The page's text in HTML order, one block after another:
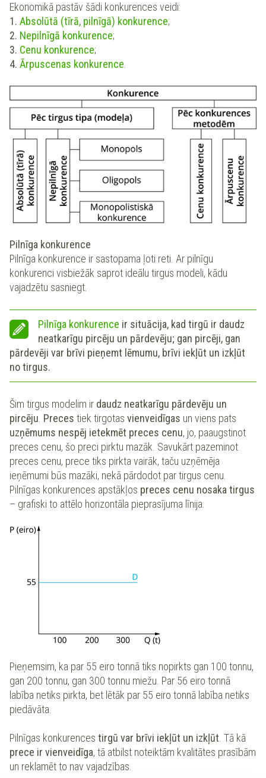
Ekonomikā pastāv šādi konkurences veidi:
1. Absolūtā (tīrā, pilnīgā) konkurence;
2. Nepilnīgā konkurence;
3. Cenu konkurence;
4. Ārpuscenas konkurence
Pilnīga konkurence
Pilnīga konkurence ir sastopama ļoti reti. Ar pilnīgu
konkurenci visbiežāk saprot ideālu tirgus modeli, kādu
vajadzētu sasniegt.
Pilnīga konkurence ir situācija, kad tirgū ir daudz
neatkarīgu pircēju un pārdevēju; gan pircēji, gan
pārdevēji var brīvi pieņemt lēmumu, brīvi iekļūt un izkļūt
no tirgus.
Šim tirgus modelim ir daudz neatkarīgu pārdevēju un
pircēju. Preces tiek tirgotas vienveidīgas un viens pats
uzņēmums nespēj ietekmēt preces cenu, jo, paaugstinot
preces cenu, šo preci pirktu mazāk. Savukārt pazeminot
preces cenu, prece tiks pirkta vairāk, taču uzņēmēja
ieņēmumi būs mazāki, nekā pārdodot par tirgus cenu.
Pilnīgas konkurences apstākļos preces cenu nosaka tirgus
– grafiski to attēlo horizontāla pieprasījuma līnija.
Pieņemsim, ka par 55 eiro tonnā tiks nopirkts gan 100 tonnu,
gan 200 tonnu, gan 300 tonnu miežu. Par 56 eiro tonnā
labība netiks pirkta, bet lētāk par 55 eiro tonnā labība netiks
piedāvāta.
Pilnīgas konkurences tirgū var brīvi iekļūt un izkļūt. Tā kā
prece ir vienveidīga, tā atbilst noteiktām kvalitātes prasībām
un reklamēt to nav vajadzības.